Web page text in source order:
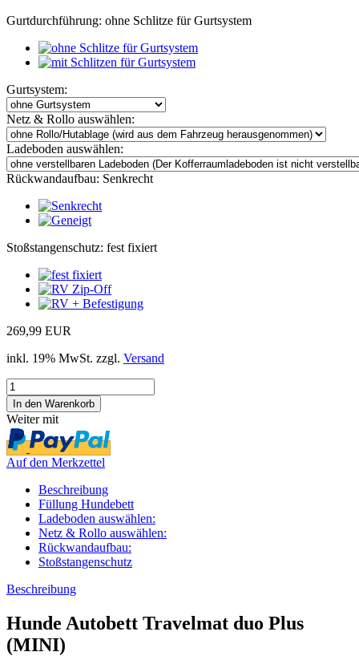
Gurtdurchführung: ohne Schlitze für Gurtsystem
Gurtsystem:
Netz & Rollo auswählen:
Ladeboden auswählen:
Rückwandaufbau: Senkrecht
Stoßstangenschutz: fest fixiert
269,99 EUR
inkl. 19% MwSt. zzgl. Versand
Weiter mit
Auf den Merkzettel
Beschreibung
Füllung Hundebett
Ladeboden auswählen:
Netz & Rollo auswählen:
Rückwandaufbau:
Stoßstangenschutz
Beschreibung
Hunde Autobett Travelmat duo Plus
(MINI)